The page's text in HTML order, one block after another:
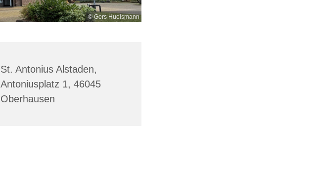
© Gers Huelsmann
St. Antonius Alstaden,
Antoniusplatz 1, 46045
Oberhausen